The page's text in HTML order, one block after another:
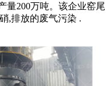
量200万吨。该企业窑尾
,排放的废气污染 .